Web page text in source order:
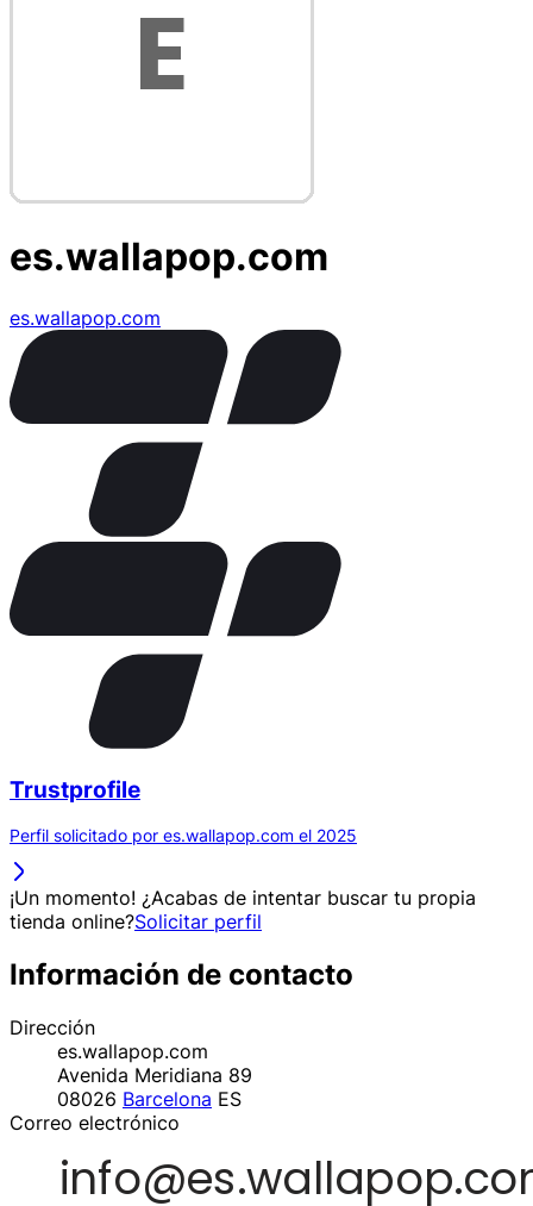
es.wallapop.com
es.wallapop.com
Trustprofile
Perfil solicitado por es.wallapop.com el 2025
¡Un momento! ¿Acabas de intentar buscar tu propia
tienda online?Solicitar perfil
Información de contacto
Dirección
es.wallapop.com
Avenida Meridiana 89
08026 Barcelona ES
Correo electrónico